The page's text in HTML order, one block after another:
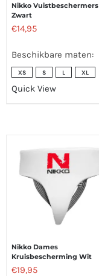
Nikko Vuistbeschermers
Zwart
€14,95
Beschikbare maten:
XS S L XL
Quick View
Nikko Dames
Kruisbescherming Wit
€19,95